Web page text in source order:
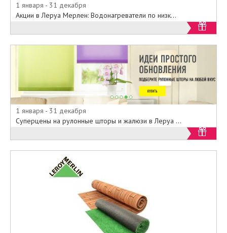
1 января - 31 декабря
Акции в Леруа Мерлен: Водонагреватели по низк...
1 января - 31 декабря
Суперцены на рулонные шторы и жалюзи в Леруа ...